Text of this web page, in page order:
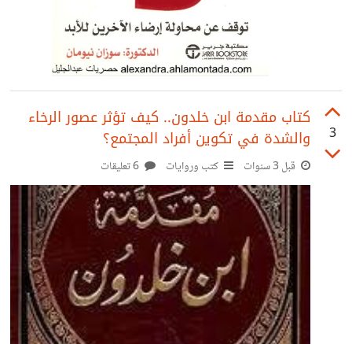
3
كتاب مقدمة ابن خلدون.. كيف تؤثر عصور الرخاء
والشدة في تكوين أفراد المجتمع؟
قبل 3 سنوات كتب وروايات